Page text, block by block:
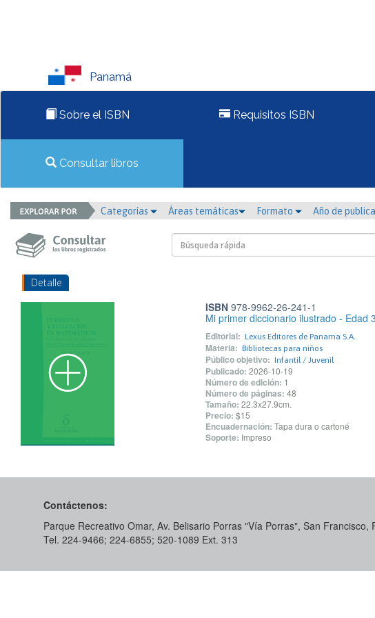
Panamá
Sobre el ISBN Requisitos ISBN
Consultar libros
Categorías Áreas temáticas Formato Año de
Detalle
ISBN978-9962-26-241-1
Mi primer diccionario ilustrado - Edad
Editorial: Lexus Editores de Panama S.A.
Materia: Bibliotecas para niños
Público objetivo: Infantil / Juvenil
Publicado: 2026-10-19
Número de edición: 1
Número de páginas: 48
Tamaño: 22.3x27.9cm.
Precio: $15
Encuadernación: Tapa dura o cartoné
Soporte: Impreso
Contáctenos:
Parque Recreativo Omar, Av. Belisario Porras "Vía Porras", San Francisco,
Tel. 224-9466; 224-6855; 520-1089​ Ext. 313